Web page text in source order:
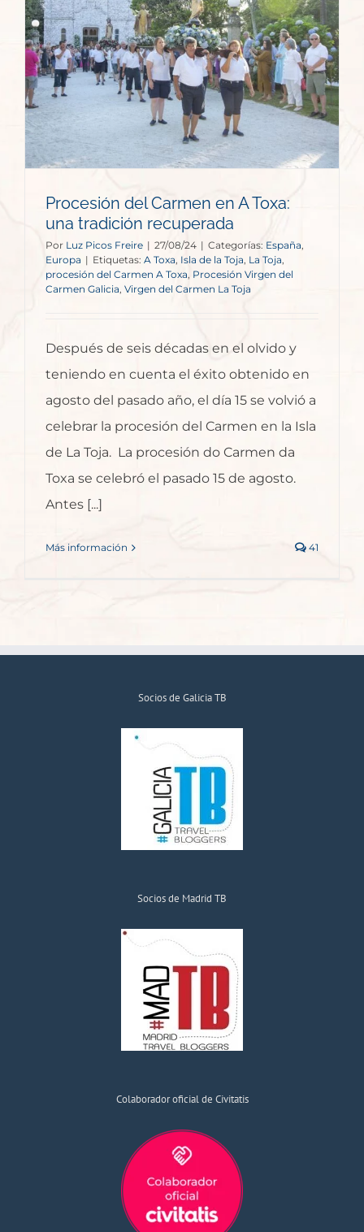
Procesión del Carmen en A Toxa:
una tradición recuperada
Por Luz Picos Freire | 27/08/24 | Categorías: España,
Europa | Etiquetas: A Toxa, Isla de la Toja, La Toja,
procesión del Carmen A Toxa, Procesión Virgen del
Carmen Galicia, Virgen del Carmen La Toja
Después de seis décadas en el olvido y
teniendo en cuenta el éxito obtenido en
agosto del pasado año, el día 15 se volvió a
celebrar la procesión del Carmen en la Isla
de La Toja. La procesión do Carmen da
Toxa se celebró el pasado 15 de agosto.
Antes [...]
Más información 41
Socios de Galicia TB
Socios de Madrid TB
Colaborador oficial de Civitatis